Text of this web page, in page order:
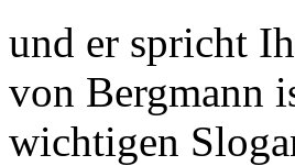
und er spricht
von Bergmann
wichtigen